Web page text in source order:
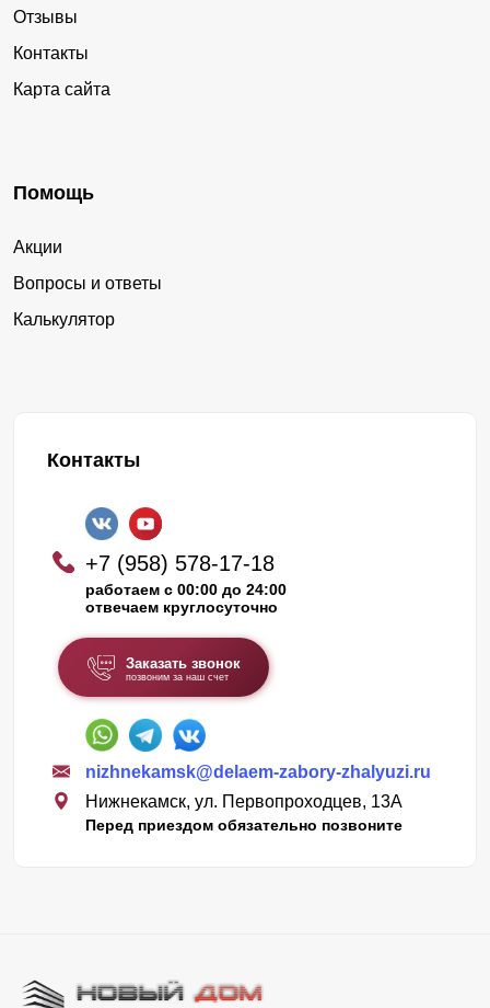
Отзывы
Контакты
Карта сайта
Помощь
Акции
Вопросы и ответы
Калькулятор
Контакты
+7 (958) 578-17-18
работаем с 00:00 до 24:00
отвечаем круглосуточно
Заказать звонок
позвоним за наш счет
nizhnekamsk@delaem-zabory-zhalyuzi.ru
Нижнекамск, ул. Первопроходцев, 13А
Перед приездом обязательно позвоните